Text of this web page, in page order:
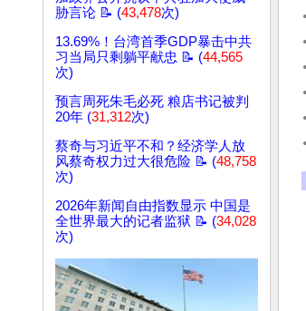
胁言论 📝 (43,478次)
13.69%！台湾首季GDP暴击中共
习当局只剩躺平献忠 📝 (44,565
次)
预言周死朱毛必死 粮店书记被判
20年 (31,312次)
蔡奇与习近平不和？经济学人放
风蔡奇权力过大很危险 📝 (48,758
次)
2026年新闻自由指数显示 中国是
全世界最大的记者监狱 📝 (34,028
次)